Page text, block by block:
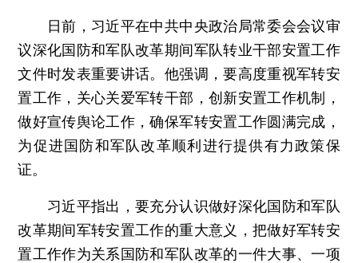
日前，习近平在中共中央政治局常委会会议审
议深化国防和军队改革期间军队转业干部安置工作
文件时发表重要讲话。他强调，要高度重视军转安
置工作，关心关爱军转干部，创新安置工作机制，
做好宣传舆论工作，确保军转安置工作圆满完成，
为促进国防和军队改革顺利进行提供有力政策保
证。
习近平指出，要充分认识做好深化国防和军队
改革期间军转安置工作的重大意义，把做好军转安
置工作作为关系国防和军队改革的一件大事、一项